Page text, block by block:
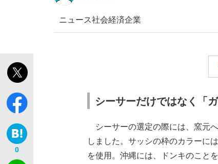
「目標達成できなかったからと言って
ニュース社会経済企業
0
シーサーだけではなく「
シーサーの選定の際には、窯元
しました。サッシの枠のカラーに
を使用。沖縄には、ドンキのこと